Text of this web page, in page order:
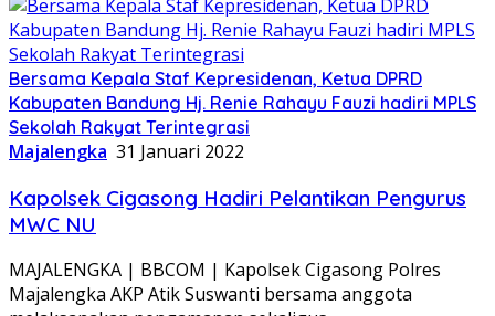
Bersama Kepala Staf Kepresidenan, Ketua DPRD
Kabupaten Bandung Hj. Renie Rahayu Fauzi hadiri MPLS
Sekolah Rakyat Terintegrasi
Majalengka 31 Januari 2022
Kapolsek Cigasong Hadiri Pelantikan Pengurus
MWC NU
MAJALENGKA | BBCOM | Kapolsek Cigasong Polres
Majalengka AKP Atik Suswanti bersama anggota